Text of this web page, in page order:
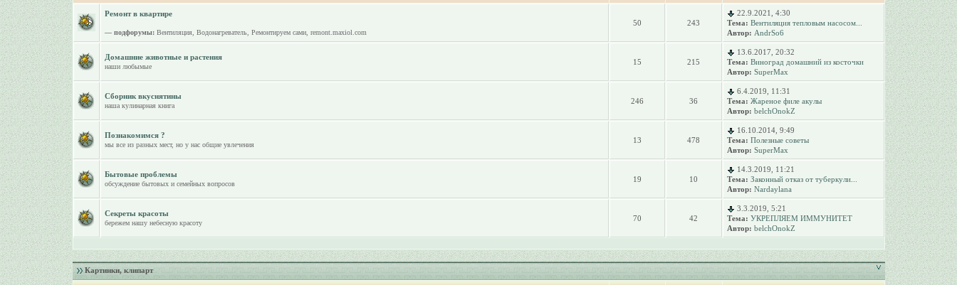
Ремонт в квартире
— подфорумы: Вентиляция, Водонагреватель, Ремонтируем сами, remont.maxiol.com
50 243
22.9.2021, 4:30
Тема: Вентиляция тепловым насосом...
Автор: AndrSo6
Домашние животные и растения
наши любымые
15 215
13.6.2017, 20:32
Тема: Виноград домашний из косточки
Автор: SuperMax
Сборник вкуснятины
наша кулинарная книга
246 36
6.4.2019, 11:31
Тема: Жареное филе акулы
Автор: belchOnokZ
Познакомимся ?
мы все из разных мест, но у нас общие увлечения
13 478
16.10.2014, 9:49
Тема: Полезные советы
Автор: SuperMax
Бытовые проблемы
обсуждение бытовых и семейных вопросов
19 10
14.3.2019, 11:21
Тема: Законный отказ от туберкули...
Автор: Nardaylana
Секреты красоты
бережем нашу небесную красоту
70 42
3.3.2019, 5:21
Тема: УКРЕПЛЯЕМ ИММУНИТЕТ
Автор: belchOnokZ
Картинки, клипарт